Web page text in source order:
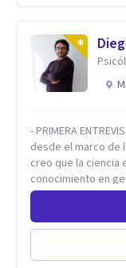
como algo
personal concreta. En especial mi ámbito de trabajo es la
disfunción eréctil,
tanto en mujeres
relación saludable
- PRIMERA
desde el marco de
creo que la ciencia
conocimiento en
interesan los
persona pueda
aceptando y
emocionales.
de ansiedad y del